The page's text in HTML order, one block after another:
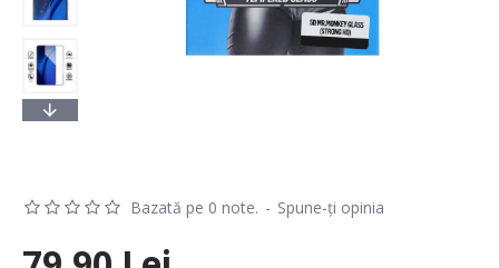
Bazată pe 0 note. - Spune-ţi opinia